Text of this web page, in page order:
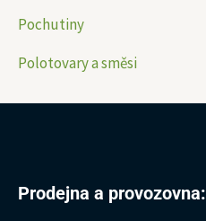
Pochutiny
Polotovary a směsi
Prodejna a provozovna: